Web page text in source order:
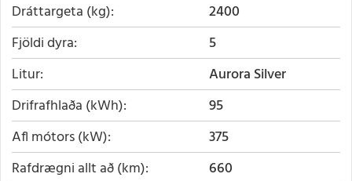
Dráttargeta (kg)
2400
Fjöldi dyra
5
Litur
Aurora Silver
Drifrafhlaða (kWh)
95
Afl mótors (kW)
375
Rafdrægni allt að (km)
660